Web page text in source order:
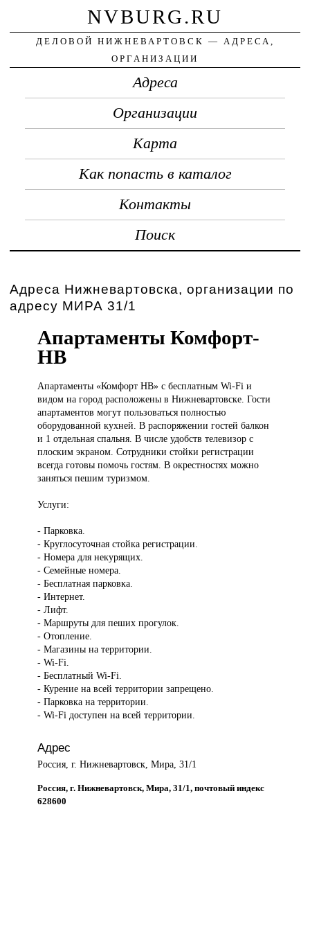
NVBURG.RU
ДЕЛОВОЙ НИЖНЕВАРТОВСК — АДРЕСА,
ОРГАНИЗАЦИИ
Адреса
Организации
Карта
Как попасть в каталог
Контакты
Поиск
Адреса Нижневартовска, организации по
адресу МИРА 31/1
Апартаменты Комфорт-
НВ
Апартаменты «КомфортНВ» с бесплатным Wi-Fi и
видом на город расположены в Нижневартовске. Гости
апартаментов могут пользоваться полностью
оборудованной кухней. В распоряжении гостей балкон
и 1 отдельная спальня. В числе удобств телевизор с
плоским экраном. Сотрудники стойки регистрации
всегда готовы помочь гостям. В окрестностях можно
заняться пешим туризмом.
Услуги:
- Парковка.
- Круглосуточная стойка регистрации.
- Номера для некурящих.
- Семейные номера.
- Бесплатная парковка.
- Интернет.
- Лифт.
- Маршруты для пеших прогулок.
- Отопление.
- Магазины на территории.
- Wi-Fi.
- Бесплатный Wi-Fi.
- Курение на всей территории запрещено.
- Парковка на территории.
- Wi-Fi доступен на всей территории.
Адрес
Россия, г. Нижневартовск, Мира, 31/1
Россия, г. Нижневартовск, Мира, 31/1, почтовый индекс
628600